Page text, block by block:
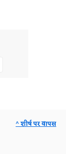
^ शीर्ष पर वापस